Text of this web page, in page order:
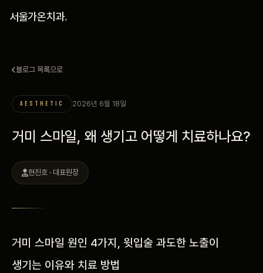
서울가온치과.
커뮤니티
의료진
안내
블로그
블로그 목록으로
AESTHETIC 2026년 6월 18일
거미 스마일, 왜 생기고 어떻게 치료하나요?
현진호 · 대표원장
거미 스마일 원인 4가지, 윗입술 과도한 노출이
생기는 이유와 치료 방법